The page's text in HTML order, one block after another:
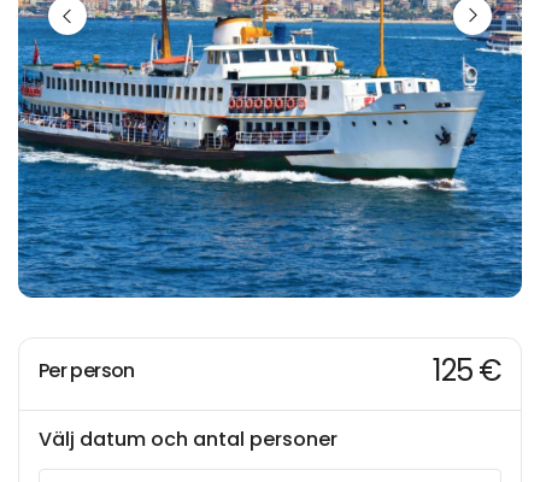
Per person 125 €
Välj datum och antal personer